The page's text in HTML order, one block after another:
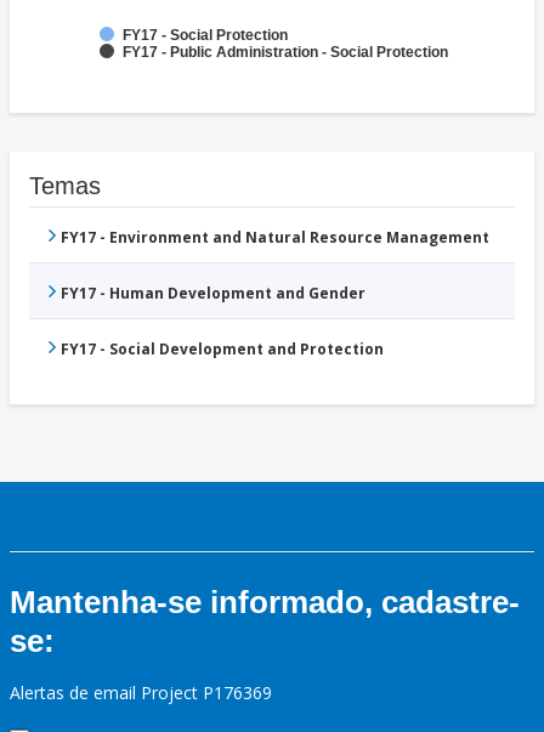
FY17 - Social Protection
FY17 - Public Administration - Social Protection
Temas
FY17 - Environment and Natural Resource Management
FY17 - Human Development and Gender
FY17 - Social Development and Protection
Mantenha-se informado, cadastre-
se:
Alertas de email Project P176369